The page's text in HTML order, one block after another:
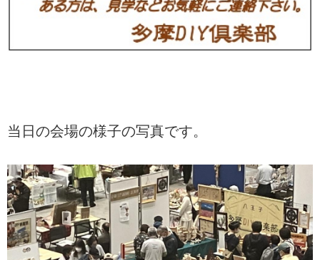
当日の会場の様子の写真です。